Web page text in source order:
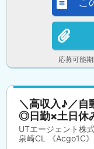
応募可能
＼高収入♪／自
◎日勤×土日休
UTエージェント株
泉崎CL 《Acgo1C》